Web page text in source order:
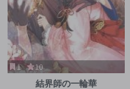
1 10
結界師の一輪華